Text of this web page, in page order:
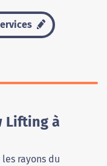
Lifting à
rayons du